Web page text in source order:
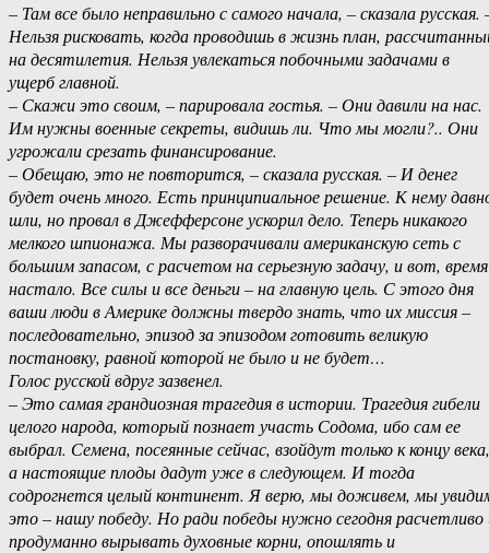
– Там все было неправильно с самого начала, – сказала русская.
Нельзя рисковать, когда проводишь в жизнь план,
на десятилетия. Нельзя увлекаться побочными задачами в
ущерб главной.
– Скажи это своим, – парировала гостья. – Они давили на нас.
Им нужны военные секреты, видишь ли. Что мы могли?.. Они
угрожали срезать финансирование.
– Обещаю, это не повторится, – сказала русская. – И денег
будет очень много. Есть принципиальное решение. К нему
шли, но провал в Джефферсоне ускорил дело. Теперь никакого
мелкого шпионажа. Мы разворачивали американскую сеть с
большим запасом, с расчетом на серьезную задачу, и вот, время
настало. Все силы и все деньги – на главную цель. С этого дня
ваши люди в Америке должны твердо знать, что их миссия –
последовательно, эпизод за эпизодом готовить великую
постановку, равной которой не было и не будет…
Голос русской вдруг зазвенел.
– Это самая грандиозная трагедия в истории. Трагедия гибели
целого народа, который познает участь Содома, ибо сам ее
выбрал. Семена, посеянные сейчас, взойдут только к концу века,
а настоящие плоды дадут уже в следующем. И тогда
содрогнется целый континент. Я верю, мы доживем, мы
это – нашу победу. Но ради победы нужно сегодня расчетливо
продуманно вырывать духовные корни, опошлять и